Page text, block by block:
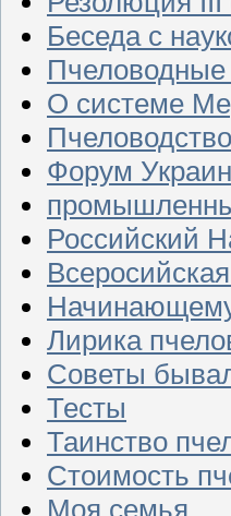
Беседа с
Пчеловодные
О системе
Форум
Российский
Лирика
Советы
Тесты
Таинство
Стоимость
Моя семья